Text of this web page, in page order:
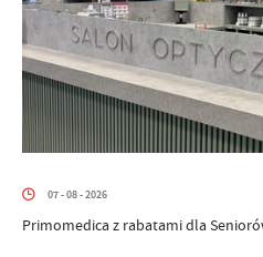
07 - 08 - 2026
Primomedica z rabatami dla